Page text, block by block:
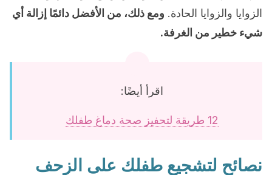
الزوايا والزوايا الحادة. ومع ذلك، من الأفضل دائمًا إزالة أي
شيء خطير من الغرفة.
اقرأ أيضًا:
12 طريقة لتحفيز صحة دماغ طفلك
نصائح لتشجيع طفلك على الزحف